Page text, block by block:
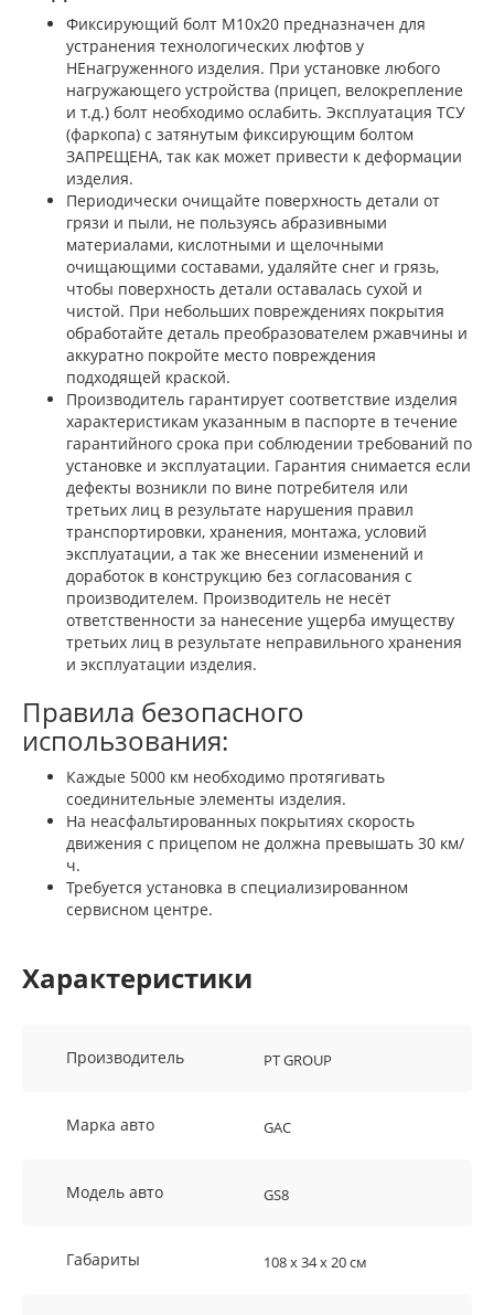
Фиксирующий болт М10х20 предназначен для
устранения технологических люфтов у
НЕнагруженного изделия. При установке любого
нагружающего устройства (прицеп, велокрепление
и т.д.) болт необходимо ослабить. Эксплуатация ТСУ
(фаркопа) с затянутым фиксирующим болтом
ЗАПРЕЩЕНА, так как может привести к деформации
изделия.
Периодически очищайте поверхность детали от
грязи и пыли, не пользуясь абразивными
материалами, кислотными и щелочными
очищающими составами, удаляйте снег и грязь,
чтобы поверхность детали оставалась сухой и
чистой. При небольших повреждениях покрытия
обработайте деталь преобразователем ржавчины и
аккуратно покройте место повреждения
подходящей краской.
Производитель гарантирует соответствие изделия
характеристикам указанным в паспорте в течение
гарантийного срока при соблюдении требований по
установке и эксплуатации. Гарантия снимается если
дефекты возникли по вине потребителя или
третьих лиц в результате нарушения правил
транспортировки, хранения, монтажа, условий
эксплуатации, а так же внесении изменений и
доработок в конструкцию без согласования с
производителем. Производитель не несёт
ответственности за нанесение ущерба имуществу
третьих лиц в результате неправильного хранения
и эксплуатации изделия.
Правила безопасного
использования:
Каждые 5000 км необходимо протягивать
соединительные элементы изделия.
На неасфальтированных покрытиях скорость
движения с прицепом не должна превышать 30 км/
ч.
Требуется установка в специализированном
сервисном центре.
Характеристики
Производитель PT GROUP
Марка авто GAC
Модель авто GS8
Габариты 108 х 34 х 20 см